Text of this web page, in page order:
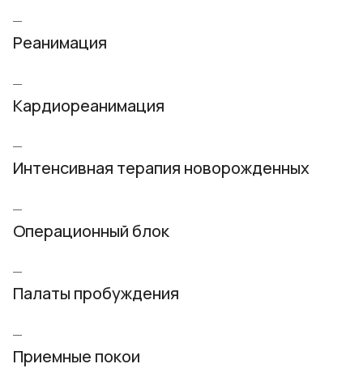
Реанимация
Кардиореанимация
Интенсивная терапия новорожденных
Операционный блок
Палаты пробуждения
Приемные покои